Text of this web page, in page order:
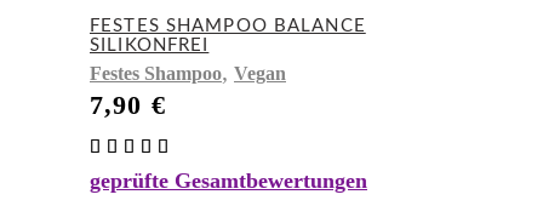
FESTES SHAMPOO BALANCE
SILIKONFREI
Festes Shampoo, Vegan
7,90 €
5.00
geprüfte Gesamtbewertungen